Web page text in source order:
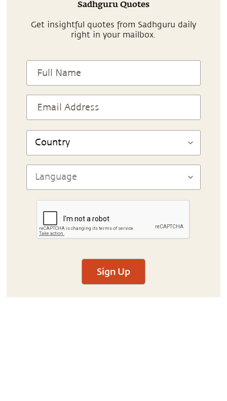
Sadhguru Quotes
Get insightful quotes from Sadhguru daily
right in your mailbox.
Sign Up